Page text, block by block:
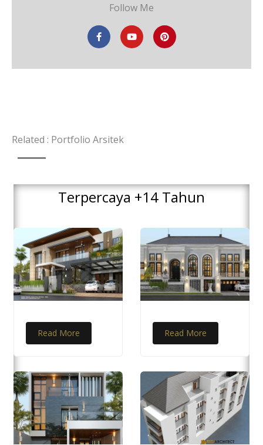
Follow Me
F
a
c
o
Y
o
u
b
P
i
n
r
Related : Portfolio Arsitek
Terpercaya +14 Tahun
Read More Read More